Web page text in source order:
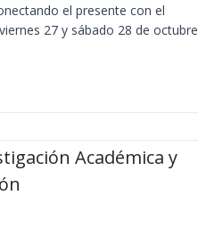
el presente con el
27 y sábado 28 de octubre
Académica y